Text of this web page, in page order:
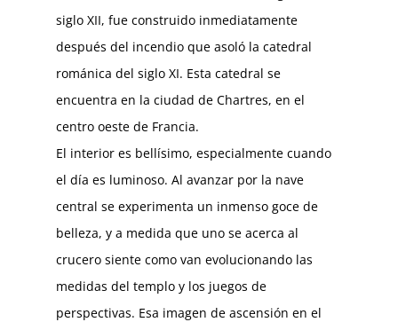
siglo XII, fue construido inmediatamente
después del incendio que asoló la catedral
románica del siglo XI. Esta catedral se
encuentra en la ciudad de Chartres, en el
centro oeste de Francia.
El interior es bellísimo, especialmente cuando
el día es luminoso. Al avanzar por la nave
central se experimenta un inmenso goce de
belleza, y a medida que uno se acerca al
crucero siente como van evolucionando las
medidas del templo y los juegos de
perspectivas. Esa imagen de ascensión en el